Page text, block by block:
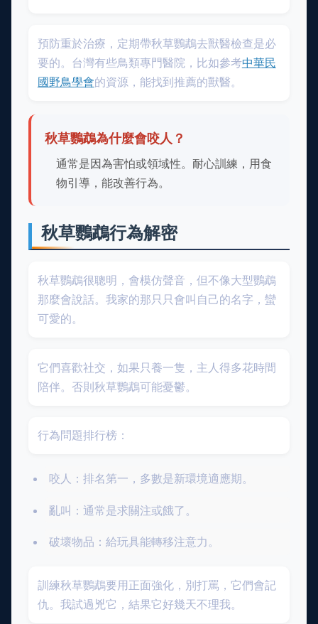
預防重於治療，定期帶秋草鸚鵡去獸醫檢查是必
要的。台灣有些鳥類專門醫院，比如參考中華民
國野鳥學會的資源，能找到推薦的獸醫。
秋草鸚鵡為什麼會咬人？
通常是因為害怕或領域性。耐心訓練，用食
物引導，能改善行為。
秋草鸚鵡行為解密
秋草鸚鵡很聰明，會模仿聲音，但不像大型鸚鵡
那麼會說話。我家的那只只會叫自己的名字，蠻
可愛的。
它們喜歡社交，如果只養一隻，主人得多花時間
陪伴。否則秋草鸚鵡可能憂鬱。
行為問題排行榜：
咬人：排名第一，多數是新環境適應期。
亂叫：通常是求關注或餓了。
破壞物品：給玩具能轉移注意力。
訓練秋草鸚鵡要用正面強化，別打罵，它們會記
仇。我試過兇它，結果它好幾天不理我。